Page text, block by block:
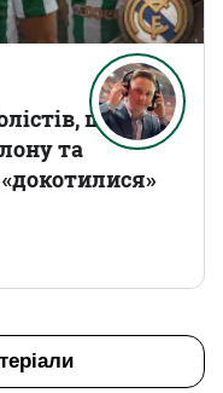
що
та